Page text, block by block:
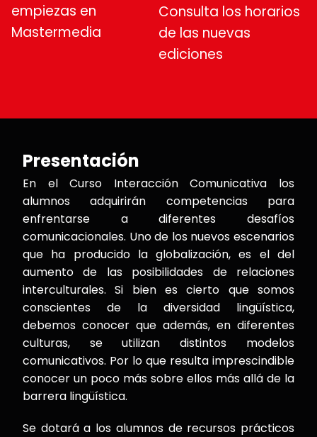
empiezas en
Mastermedia
Consulta los horarios
de las nuevas
ediciones
Presentación
En el Curso Interacción Comunicativa los
alumnos adquirirán competencias para
enfrentarse a diferentes desafíos
comunicacionales. Uno de los nuevos escenarios
que ha producido la globalización, es el del
aumento de las posibilidades de relaciones
interculturales. Si bien es cierto que somos
conscientes de la diversidad lingüística,
debemos conocer que además, en diferentes
culturas, se utilizan distintos modelos
comunicativos. Por lo que resulta imprescindible
conocer un poco más sobre ellos más allá de la
barrera lingüística.
Se dotará a los alumnos de recursos prácticos